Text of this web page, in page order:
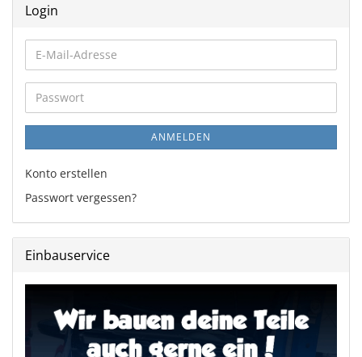
Login
E-
Mail-
Adresse
Passwort
ANMELDEN
Konto erstellen
Passwort vergessen?
Einbauservice